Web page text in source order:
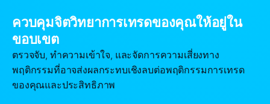
ควบคุมจิตวิทยาการเทรดของคุณให้อยู่ใน
ขอบเขต
ตรวจจับ, ทำความเข้าใจ, และจัดการความเสี่ยงทาง
พฤติกรรมที่อาจส่งผลกระทบเชิงลบต่อพฤติกรรมการเทรด
ของคุณและประสิทธิภาพ